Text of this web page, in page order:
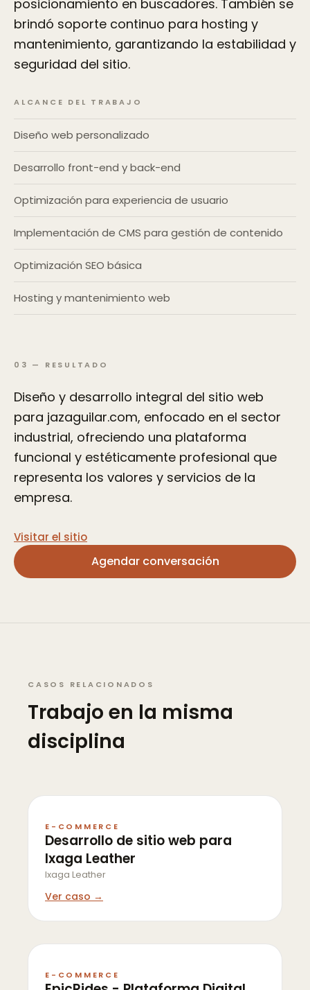
posicionamiento en buscadores. También se
brindó soporte continuo para hosting y
mantenimiento, garantizando la estabilidad y
seguridad del sitio.
ALCANCE DEL TRABAJO
Diseño web personalizado
Desarrollo front-end y back-end
Optimización para experiencia de usuario
Implementación de CMS para gestión de contenido
Optimización SEO básica
Hosting y mantenimiento web
03 — RESULTADO
Diseño y desarrollo integral del sitio web
para jazaguilar.com, enfocado en el sector
industrial, ofreciendo una plataforma
funcional y estéticamente profesional que
representa los valores y servicios de la
empresa.
Visitar el sitio
Agendar conversación
CASOS RELACIONADOS
Trabajo en la misma
disciplina
E-COMMERCE
Desarrollo de sitio web para
Ixaga Leather
Ixaga Leather
Ver caso →
E-COMMERCE